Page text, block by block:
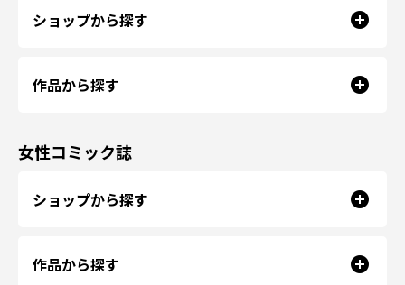
ショップから探す
作品から探す
女性コミック誌
ショップから探す
作品から探す